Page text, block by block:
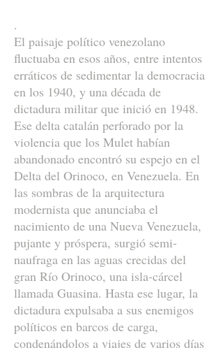
.
El paisaje político venezolano
fluctuaba en esos años, entre intentos
erráticos de sedimentar la democracia
en los 1940, y una década de
dictadura militar que inició en 1948.
Ese delta catalán perforado por la
violencia que los Mulet habían
abandonado encontró su espejo en el
Delta del Orinoco, en Venezuela. En
las sombras de la arquitectura
modernista que anunciaba el
nacimiento de una Nueva Venezuela,
pujante y próspera, surgió semi-
naufraga en las aguas crecidas del
gran Río Orinoco, una isla-cárcel
llamada Guasina. Hasta ese lugar, la
dictadura expulsaba a sus enemigos
políticos en barcos de carga,
condenándolos a viajes de varios días